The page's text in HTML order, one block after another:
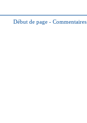
Début de page - Commentaires